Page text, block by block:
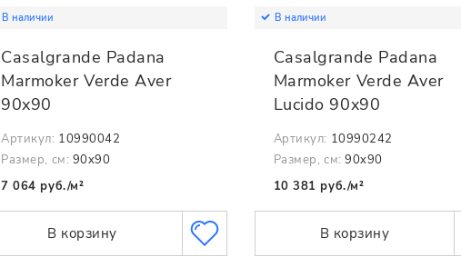
В наличии
Casalgrande Padana
Marmoker Verde Aver
90x90
Артикул: 10990042
Размер, см: 90x90
7 064 руб./м²
В корзину
В наличии
Casalgrande Padana
Marmoker Verde Aver
Lucido 90x90
Артикул: 10990242
Размер, см: 90x90
10 381 руб./м²
В корзину